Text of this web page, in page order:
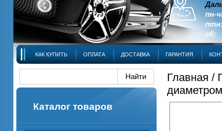
пн-
сб:
КАК КУПИТЬ ОПЛАТА ДОСТАВКА ГАРАНТИЯ
Каталог товаров
Главная /